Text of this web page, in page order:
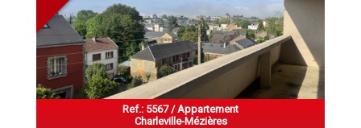
Ref.: 5567 / Appartement
Charleville-Mézières